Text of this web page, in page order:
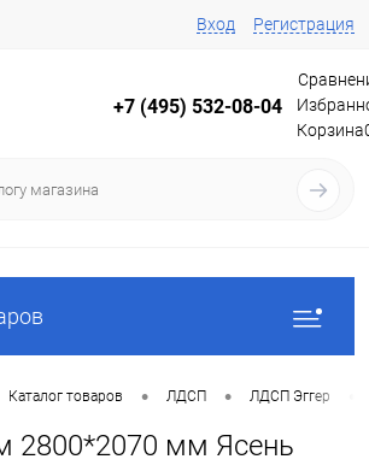
Вход Регистрация
+7 (495) 532-08-04
Корзина
Каталог товаров • ЛДСП • ЛДСП Эггер
мм Ясень